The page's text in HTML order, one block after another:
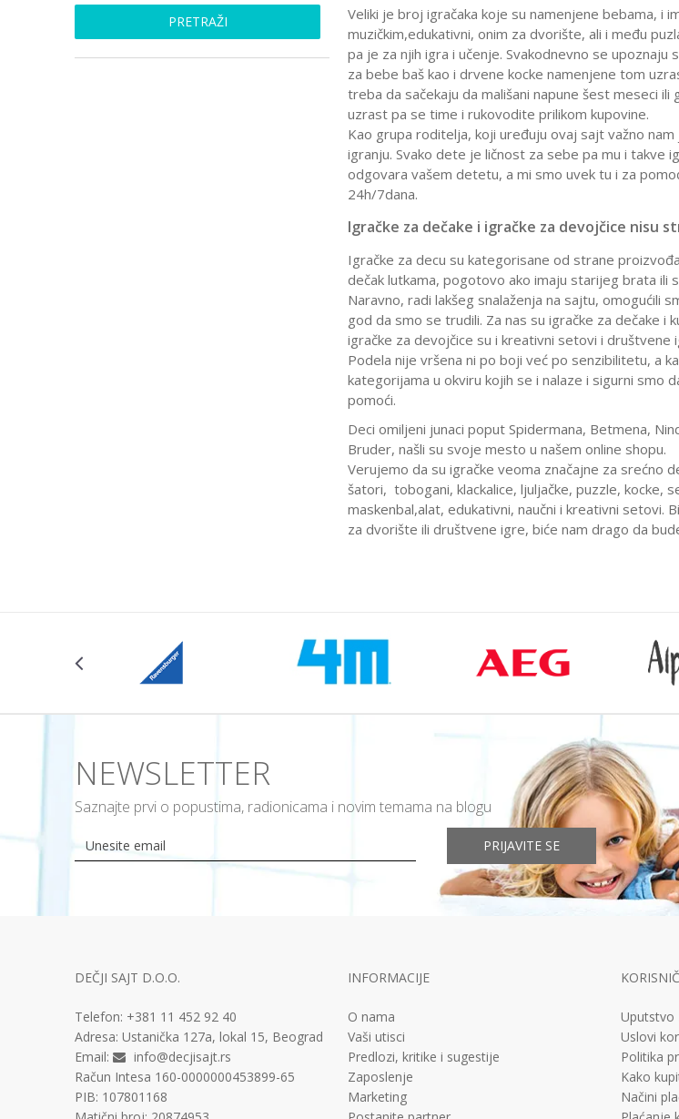
PRETRAŽI
Veliki je broj igračaka koje su namenjene bebama, i
muzičkim,edukativni, onim za dvorište, ali i među
pa je za njih igra i učenje. Svakodnevno se
za bebe baš kao i drvene kocke namenjene tom
treba da sačekaju da mališani napune šest meseci
uzrast pa se time i rukovodite prilikom kupovine.
Kao grupa roditelja, koji uređuju ovaj sajt važno
igranju. Svako dete je ličnost za sebe pa mu i takve
odgovara vašem detetu, a mi smo uvek tu i za
24h/7dana.
Igračke za dečake i igračke za devojčice nisu
Igračke za decu su kategorisane od strane
dečak lutkama, pogotovo ako imaju starijeg brata ili
Naravno, radi lakšeg snalaženja na sajtu, omogućili
god da smo se trudili. Za nas su igračke za dečake i
igračke za devojčice su i kreativni setovi i društvene
Podela nije vršena ni po boji već po senzibilitetu, a
kategorijama u okviru kojih se i nalaze i sigurni smo
pomoći.
Deci omiljeni junaci poput Spidermana, Betmena,
Bruder, našli su svoje mesto u našem online shopu.
Verujemo da su igračke veoma značajne za srećno
šatori, tobogani, klackalice, ljuljačke, puzzle, kocke,
maskenbal,alat, edukativni, naučni i kreativni setovi.
za dvorište ili društvene igre, biće nam drago da
NEWSLETTER
Saznajte prvi o popustima, radionicama i novim temama na blogu
PRIJAVITE SE
DEČJI SAJT D.O.O.
Telefon: +381 11 452 92 40
Adresa: Ustanička 127a, lokal 15, Beograd
Email:
info@decjisajt.rs
Račun Intesa 160-0000000453899-65
PIB: 107801168
INFORMACIJE
O nama
Vaši utisci
Predlozi, kritike i sugestije
Zaposlenje
Marketing
Uputstvo
Uslovi
Politika
Kako
Načini